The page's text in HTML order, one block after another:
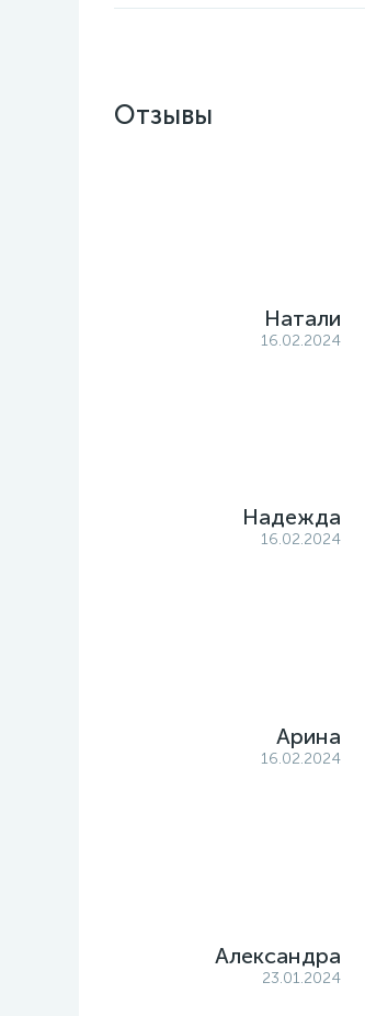
Отзывы
Натали
16.02.2024
Надежда
16.02.2024
Арина
16.02.2024
Александра
23.01.2024